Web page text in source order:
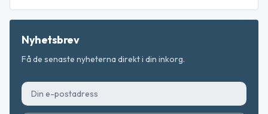
Nyhetsbrev
Få de senaste nyheterna direkt i din inkorg.